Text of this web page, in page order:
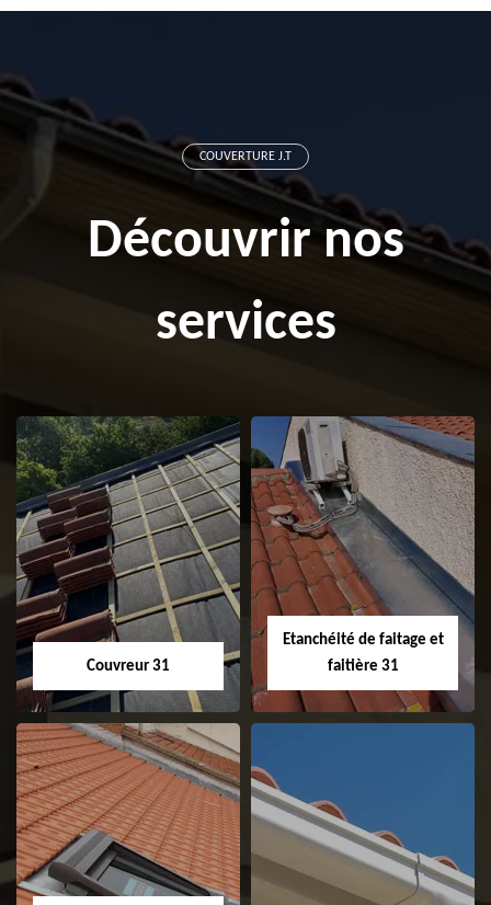
COUVERTURE J.T
Découvrir nos
services
Couvreur 31
Couvreur 31
Etanchéité de faitage et
faitière 31
Etanchéité de
faitage et faitière
31